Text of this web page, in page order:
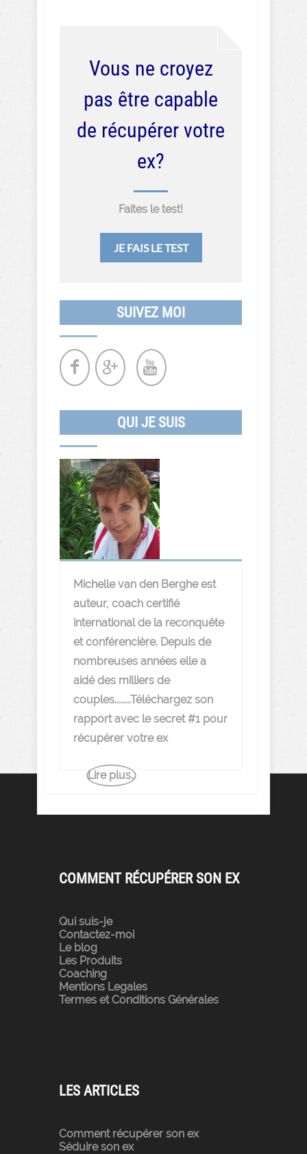
Vous ne croyez
pas être capable
de récupérer votre
ex?
Faites le test!
JE FAIS LE TEST
SUIVEZ MOI
QUI JE SUIS
Michelle van den Berghe est
auteur, coach certifié
international de la reconquête
et conférencière. Depuis de
nombreuses années elle a
aidé des milliers de
couples........Téléchargez son
rapport avec le secret #1 pour
récupérer votre ex
Lire plus..
COMMENT RÉCUPÉRER SON EX
Qui suis-je
Contactez-moi
Le blog
Les Produits
Coaching
Mentions Legales
Termes et Conditions Générales
LES ARTICLES
Comment récupérer son ex
Séduire son ex